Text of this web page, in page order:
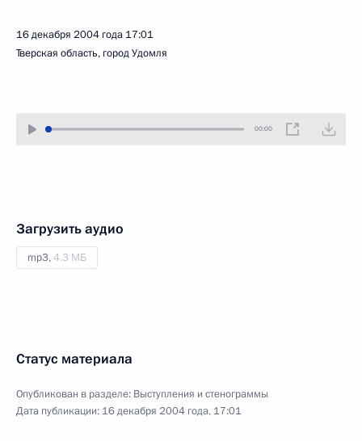
16 декабря 2004 года 17:01
Тверская область, город Удомля
00:00
Загрузить аудио
mp3,4.3 МБ
Статус материала
Опубликован в разделе: Выступления и стенограммы
Дата публикации: 16 декабря 2004 года, 17:01